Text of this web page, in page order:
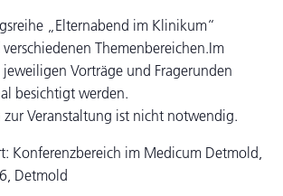
„Elternabend im Klinikum“
Themenbereichen.Im
jeweiligen Vorträge und Fragerunden
besichtigt werden.
Veranstaltung ist nicht notwendig.
Konferenzbereich im Medicum Detmold,
Detmold